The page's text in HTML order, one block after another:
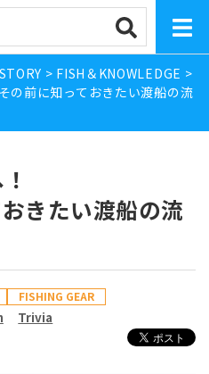
STORY > FISH＆KNOWLEDGE >
の前に知っておきたい渡船の流
きたい渡船の流
FISHING GEAR
Trivia